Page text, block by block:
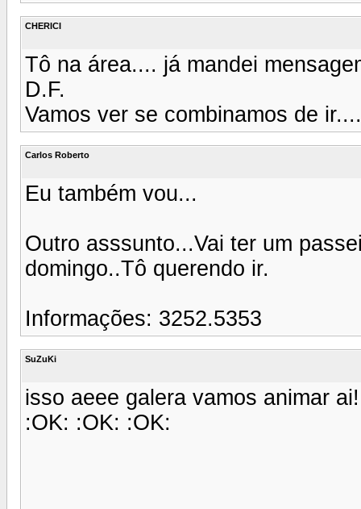
CHERICI
Tô na área.... já mandei
D.F.
Vamos ver se combinamos de ir....
Carlos Roberto
Eu também vou...
Outro asssunto...Vai ter um
domingo..Tô querendo ir.
Informações: 3252.5353
SuZuKi
isso aeee galera vamos animar
:OK: :OK: :OK: